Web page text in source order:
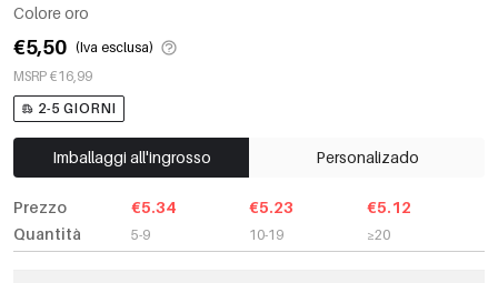
Colore oro
€5,50 (Iva esclusa)
MSRP €16,99
2-5 GIORNI
Imballaggi all'ingrosso Personalizado
Prezzo
Quantità
€5.34
5-9
€5.23
10-19
€5.12
≥20